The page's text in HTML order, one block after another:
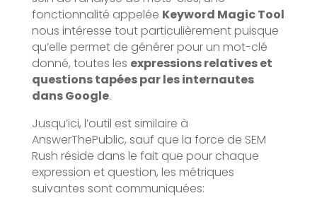
fonctionnalité appelée Keyword Magic Tool
nous intéresse tout particulièrement puisque
qu’elle permet de générer pour un mot-clé
donné, toutes les expressions relatives et
questions tapées par les internautes
dans Google.
Jusqu’ici, l’outil est similaire à
AnswerThePublic, sauf que la force de SEM
Rush réside dans le fait que pour chaque
expression et question, les métriques
suivantes sont communiquées: